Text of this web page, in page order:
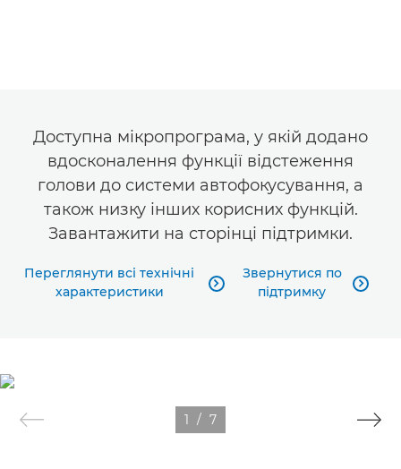
Доступна мікропрограма, у якій додано
вдосконалення функції відстеження
голови до системи автофокусування, а
також низку інших корисних функцій.
Завантажити на сторінці підтримки.
Переглянути всі технічні
характеристики

Звернутися по
підтримку

1 / 7